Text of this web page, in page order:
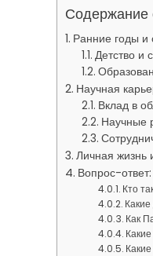
Содержание
Ранние годы и
Детство и
Научная
Вклад в
Научные
Личная жизнь
Вопрос-ответ:
Кто
Как